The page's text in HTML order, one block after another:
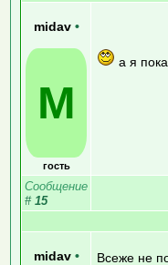
midav •
M
гость
а я
Сообщение
# 15
midav •
Всеже не